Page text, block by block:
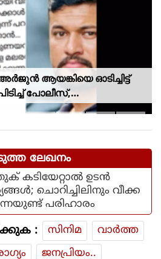
ആയങ്കിയെ ഓടിച്ചിട്ട്
പോലീസ്,
സ്റ്റേഷനിലെത്തി പത്രവായന,
ലേഖനം
കടിയേറ്റാൽ ഉടൻ
ചൊറിച്ചിലിനും വീക്ക
പരിഹാരം
: സിനിമ
വാര്‍ത്ത
ജനപ്രിയം..